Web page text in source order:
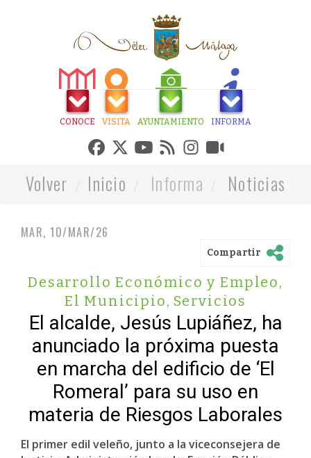
CONOCE VISITA AYUNTAMIENTO INFORMA
Volver Inicio Informa Noticias
MAR, 10/MAR/26
Compartir
Desarrollo Económico y Empleo,
El Municipio, Servicios
El alcalde, Jesús Lupiáñez, ha
anunciado la próxima puesta
en marcha del edificio de ‘El
Romeral’ para su uso en
materia de Riesgos Laborales
El primer edil veleño, junto a la viceconsejera de